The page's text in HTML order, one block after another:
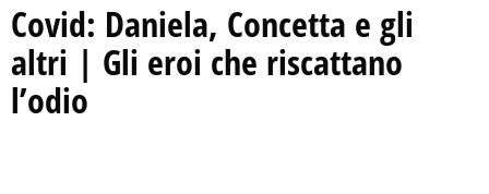
Covid: Daniela, Concetta e gli
altri | Gli eroi che riscattano
l’odio